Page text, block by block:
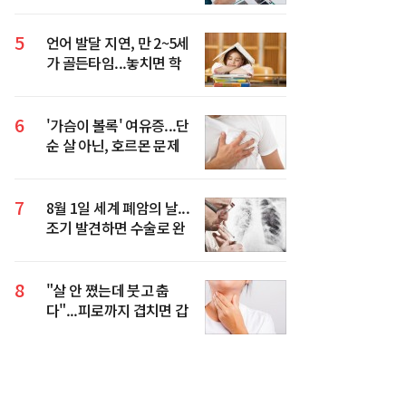
5
언어 발달 지연, 만 2~5세
가 골든타임...놓치면 학
6
'가슴이 볼록' 여유증...단
순 살 아닌, 호르몬 문제
7
8월 1일 세계 폐암의 날...
조기 발견하면 수술로 완
8
"살 안 쪘는데 붓고 춥
다"...피로까지 겹치면 갑